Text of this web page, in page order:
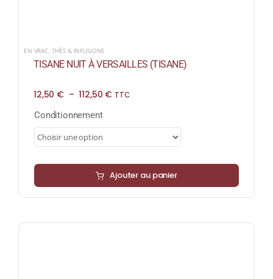
EN VRAC, THÉS & INFUSIONS
TISANE NUIT À VERSAILLES (TISANE)
12,50 € – 112,50 €Plage
TTC
Conditionnement
Ajouter au panier